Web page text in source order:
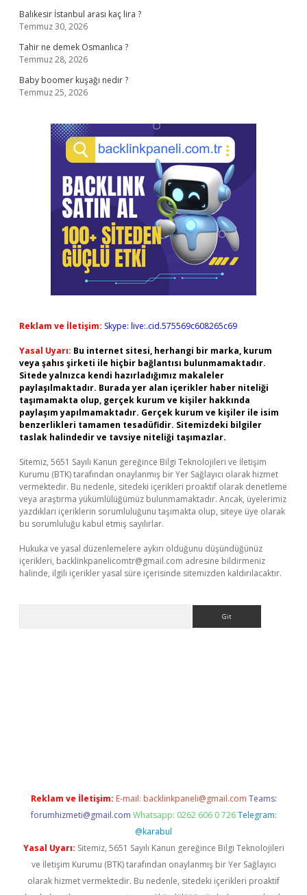
Balıkesir İstanbul arası kaç lira ?
Temmuz 30, 2026
Tahir ne demek Osmanlıca ?
Temmuz 28, 2026
Baby boomer kuşağı nedir ?
Temmuz 25, 2026
Reklam ve İletişim: Skype: live:.cid.575569c608265c69
Yasal Uyarı: Bu internet sitesi, herhangi bir marka, kurum
veya şahıs şirketi ile hiçbir bağlantısı bulunmamaktadır.
Sitede yalnızca kendi hazırladığımız makaleler
paylaşılmaktadır. Burada yer alan içerikler haber niteliği
taşımamakta olup, gerçek kurum ve kişiler hakkında
paylaşım yapılmamaktadır. Gerçek kurum ve kişiler ile isim
benzerlikleri tamamen tesadüfidir. Sitemizdeki bilgiler
taslak halindedir ve tavsiye niteliği taşımazlar.
Sitemiz, 5651 Sayılı Kanun gereğince Bilgi Teknolojileri ve İletişim
Kurumu (BTK) tarafından onaylanmış bir Yer Sağlayıcı olarak hizmet
vermektedir. Bu nedenle, sitedeki içerikleri proaktif olarak denetleme
veya araştırma yükümlülüğümüz bulunmamaktadır. Ancak, üyelerimiz
yazdıkları içeriklerin sorumluluğunu taşımakta olup, siteye üye olarak
bu sorumluluğu kabul etmiş sayılırlar.
Hukuka ve yasal düzenlemelere aykırı olduğunu düşündüğünüz
içerikleri, backlinkpanelicomtr@gmail.com adresine bildirmeniz
halinde, ilgili içerikler yasal süre içerisinde sitemizden kaldırılacaktır.
Reklam ve İletişim: E-mail: backlinkpaneli@gmail.com Teams:
forumhizmeti@gmail.com Whatsapp: 0262 606 0 726 Telegram:
@karabul
Yasal Uyarı: Sitemiz, 5651 Sayılı Kanun gereğince Bilgi Teknolojileri
ve İletişim Kurumu (BTK) tarafından onaylanmış bir Yer Sağlayıcı
olarak hizmet vermektedir. Bu nedenle, sitedeki içerikleri proaktif